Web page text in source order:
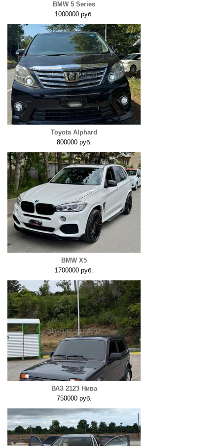
BMW 5 Series
1000000 руб.
Toyota Alphard
800000 руб.
BMW X5
1700000 руб.
ВАЗ 2123 Нива
750000 руб.